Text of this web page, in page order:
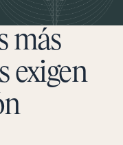
más
exigen